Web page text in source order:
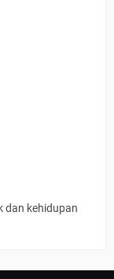
dan kehidupan